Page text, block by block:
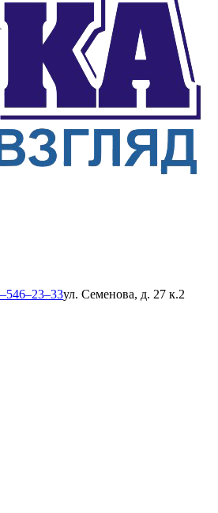
ул. Семенова, д. 27 к.2